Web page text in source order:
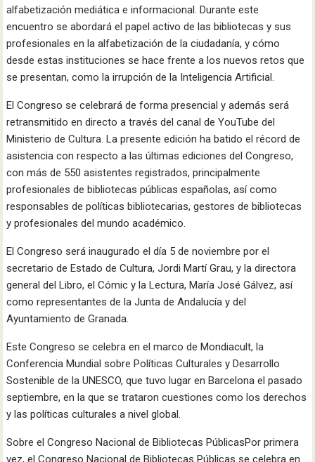
alfabetización mediática e informacional. Durante este
encuentro se abordará el papel activo de las bibliotecas y sus
profesionales en la alfabetización de la ciudadanía, y cómo
desde estas instituciones se hace frente a los nuevos retos que
se presentan, como la irrupción de la Inteligencia Artificial.
El Congreso se celebrará de forma presencial y además será
retransmitido en directo a través del canal de YouTube del
Ministerio de Cultura. La presente edición ha batido el récord de
asistencia con respecto a las últimas ediciones del Congreso,
con más de 550 asistentes registrados, principalmente
profesionales de bibliotecas públicas españolas, así como
responsables de políticas bibliotecarias, gestores de bibliotecas
y profesionales del mundo académico.
El Congreso será inaugurado el día 5 de noviembre por el
secretario de Estado de Cultura, Jordi Martí Grau, y la directora
general del Libro, el Cómic y la Lectura, María José Gálvez, así
como representantes de la Junta de Andalucía y del
Ayuntamiento de Granada.
Este Congreso se celebra en el marco de Mondiacult, la
Conferencia Mundial sobre Políticas Culturales y Desarrollo
Sostenible de la UNESCO, que tuvo lugar en Barcelona el pasado
septiembre, en la que se trataron cuestiones como los derechos
y las políticas culturales a nivel global.
Sobre el Congreso Nacional de Bibliotecas PúblicasPor primera
vez, el Congreso Nacional de Bibliotecas Públicas se celebra en